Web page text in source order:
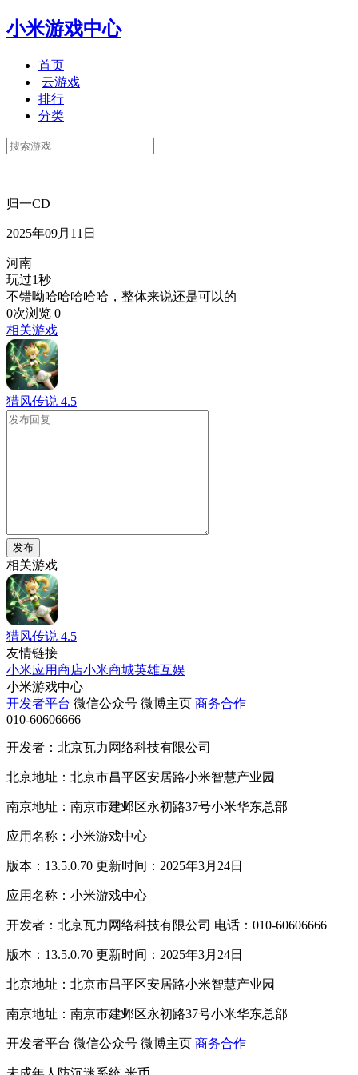
小米游戏中心
首页
云游戏
排行
分类
归一CD
2025年09月11日
河南
玩过1秒
不错呦哈哈哈哈哈，整体来说还是可以的
0次浏览 0
相关游戏
猎风传说 4.5
发布
相关游戏
猎风传说 4.5
友情链接
小米应用商店小米商城英雄互娱
小米游戏中心
开发者平台 微信公众号 微博主页 商务合作
010-60606666
开发者：北京瓦力网络科技有限公司
北京地址：北京市昌平区安居路小米智慧产业园
南京地址：南京市建邺区永初路37号小米华东总部
应用名称：小米游戏中心
版本：13.5.0.70 更新时间：2025年3月24日
应用名称：小米游戏中心
开发者：北京瓦力网络科技有限公司 电话：010-60606666
版本：13.5.0.70 更新时间：2025年3月24日
北京地址：北京市昌平区安居路小米智慧产业园
南京地址：南京市建邺区永初路37号小米华东总部
开发者平台 微信公众号 微博主页 商务合作